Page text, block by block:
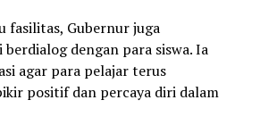
fasilitas, Gubernur juga
dengan para siswa. Ia
agar para pelajar terus
positif dan percaya diri dalam